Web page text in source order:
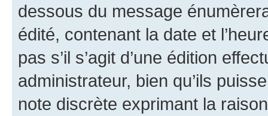
dessous du message
édité, contenant la date et
pas s’il s’agit d’une édition
administrateur, bien qu’ils
note discrète exprimant la